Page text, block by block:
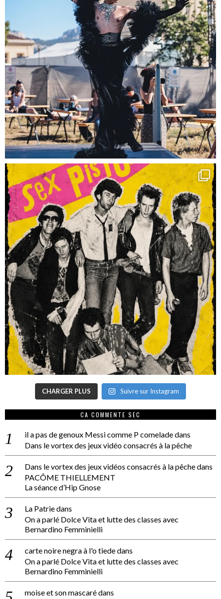
CHARGER PLUS Suivre sur Instagram
CA COMMENTE SEC
il a pas de genoux Messi comme P comeladedans
Dans le vortex des jeux vidéo consacrés à la pêche
Dans le vortex des jeux vidéos consacrés à la pêchedans
PACÔME THIELLEMENT
La séance d’Hip Gnose
La Patriedans
On a parlé Dolce Vita et lutte des classes avec
Bernardino Femminielli
carte noire negra à l'o tiededans
On a parlé Dolce Vita et lutte des classes avec
Bernardino Femminielli
moise et son mascarédans